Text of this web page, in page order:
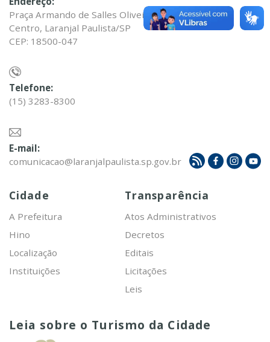
Praça Armando de Salles Oliveira nº 200
Centro, Laranjal Paulista/SP
CEP: 18500-047
Telefone:
(15) 3283-8300
E-mail:
comunicacao@laranjalpaulista.sp.gov.br
Cidade
A Prefeitura
Hino
Localização
Instituições
Transparência
Atos Administrativos
Decretos
Editais
Licitações
Leis
Leia sobre o Turismo da Cidade